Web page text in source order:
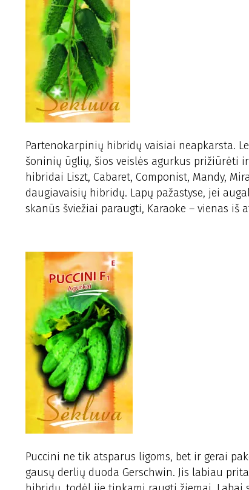
Partenokarpinių hibridų vaisiai neapkarsta.
šoninių ūglių, šios veislės agurkus prižiūrėti
hibridai Liszt, Cabaret, Componist, Mandy,
daugiavaisių hibridų. Lapų pažastyse, jei
skanūs šviežiai paraugti, Karaoke – vienas iš
Puccini ne tik atsparus ligoms, bet ir gerai
gausų derlių duoda Gerschwin. Jis labiau